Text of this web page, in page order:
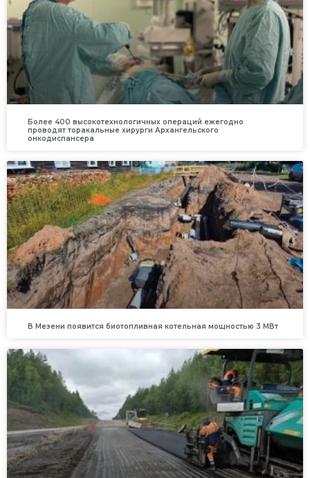
Более 400 высокотехнологичных операций ежегодно
проводят торакальные хирурги Архангельского
онкодиспансера
В Мезени появится биотопливная котельная мощностью 3 МВт